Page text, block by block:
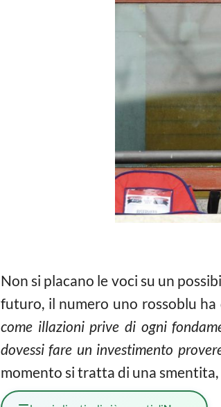
Non si placano le voci su un
futuro, il numero uno rossoblu
come illazioni prive di ogni
dovessi fare un investimento
momento si tratta di una